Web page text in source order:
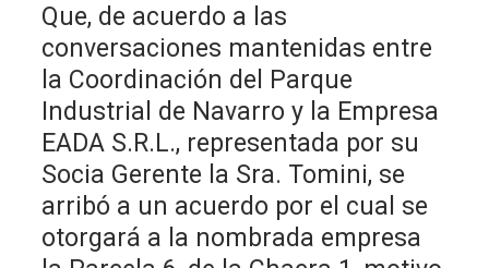
Que, de acuerdo a las
conversaciones mantenidas entre
la Coordinación del Parque
Industrial de Navarro y la Empresa
EADA S.R.L., representada por su
Socia Gerente la Sra. Tomini, se
arribó a un acuerdo por el cual se
otorgará a la nombrada empresa